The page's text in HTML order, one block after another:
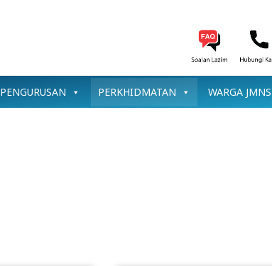
PENGURUSAN PERKHIDMATAN WARGA JMNS